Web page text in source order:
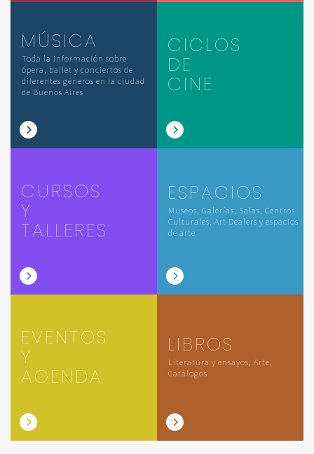
MÚSICA
Toda la información sobre
ópera, ballet y conciertos de
diferentes géneros en la ciudad
de Buenos Aires
CICLOS
DE
CINE
CURSOS
Y
TALLERES
ESPACIOS
Museos, Galerías, Salas, Centros
Culturales, Art Dealers y espacios
de arte
EVENTOS
Y
AGENDA
LIBROS
Literatura y ensayos, Arte,
Catálogos